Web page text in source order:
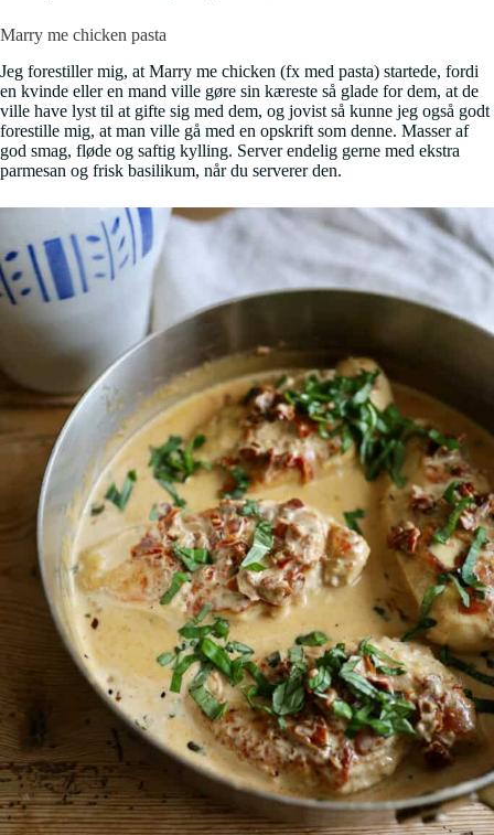
Marry me chicken pasta
Jeg forestiller mig, at Marry me chicken (fx med pasta) startede, fordi
en kvinde eller en mand ville gøre sin kæreste så glade for dem, at de
ville have lyst til at gifte sig med dem, og jovist så kunne jeg også godt
forestille mig, at man ville gå med en opskrift som denne. Masser af
god smag, fløde og saftig kylling. Server endelig gerne med ekstra
parmesan og frisk basilikum, når du serverer den.